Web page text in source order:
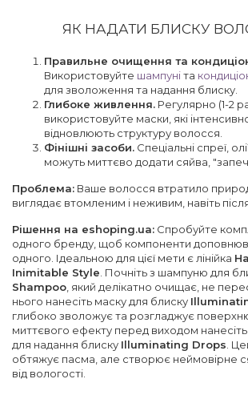
ЯК НАДАТИ БЛИСКУ
Правильне очищення та
Використовуйте шампуніта
для зволоження та надання блиску.
Глибоке живлення. Регулярно (1-2
використовуйте маски, які
відновлюють структуру волосся.
Фінішні засоби. Спеціальні спреї,
можуть миттєво додати сяйва,
Проблема: Ваше волосся втратило
виглядає втомленим і неживим, навіть
Рішення на eshoping.ua: Спробуйте
одного бренду, щоб компоненти
одного. Ідеальною для цієї мети є лінійка
Inimitable Style . Почніть з шампуню для
Shampoo , який делікатно очищає, не
нього нанесіть маску для блиску
глибоко зволожує та розгладжує
миттєвого ефекту перед виходом нанесіть
для надання блиску Illuminating Drops .
обтяжує пасма, але створює неймовірне
від вологості.